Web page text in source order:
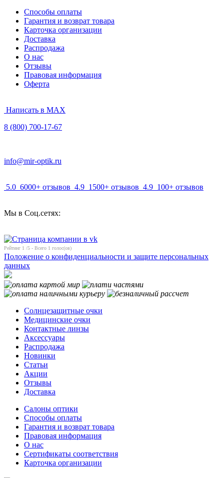
Способы оплаты
Гарантия и возврат товара
Карточка организации
Доставка
Распродажа
О нас
Отзывы
Правовая информация
Оферта
Написать в MAX
8 (800) 700-17-67
info@mir-optik.ru
5.0 6000+ отзывов 4.9 1500+ отзывов 4.9 100+ отзывов
Мы в Соц.сетях:
Рейтинг 1 /5 - Всего 1 голос(ов)
Положение о конфиденциальности и защите персональных
данных
Солнцезащитные очки
Медицинские очки
Контактные линзы
Аксессуары
Распродажа
Новинки
Статьи
Акции
Отзывы
Доставка
Салоны оптики
Способы оплаты
Гарантия и возврат товара
Правовая информация
О нас
Сертификаты соответствия
Карточка организации